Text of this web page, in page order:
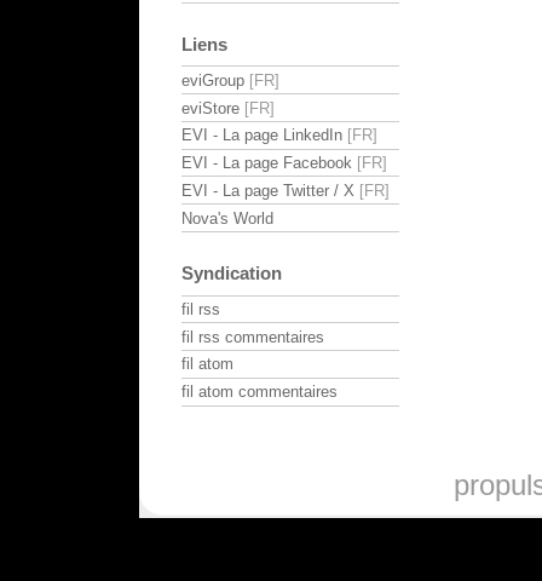
Liens
eviGroup
eviStore
EVI - La page LinkedIn
EVI - La page Facebook
EVI - La page Twitter / X
Nova's World
Syndication
fil rss
fil rss commentaires
fil atom
fil atom commentaires